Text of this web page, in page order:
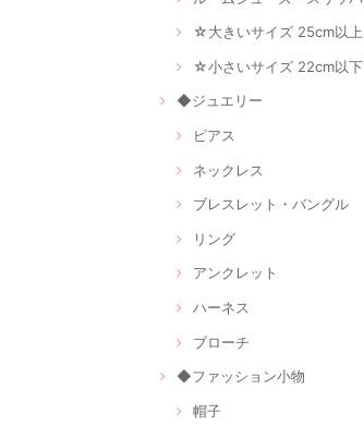
☆大きいサイズ 25cm以上
☆小さいサイズ 22cm以下
◆ジュエリー
ピアス
ネックレス
ブレスレット・バングル
リング
アンクレット
ハーネス
ブローチ
◆ファッション小物
帽子